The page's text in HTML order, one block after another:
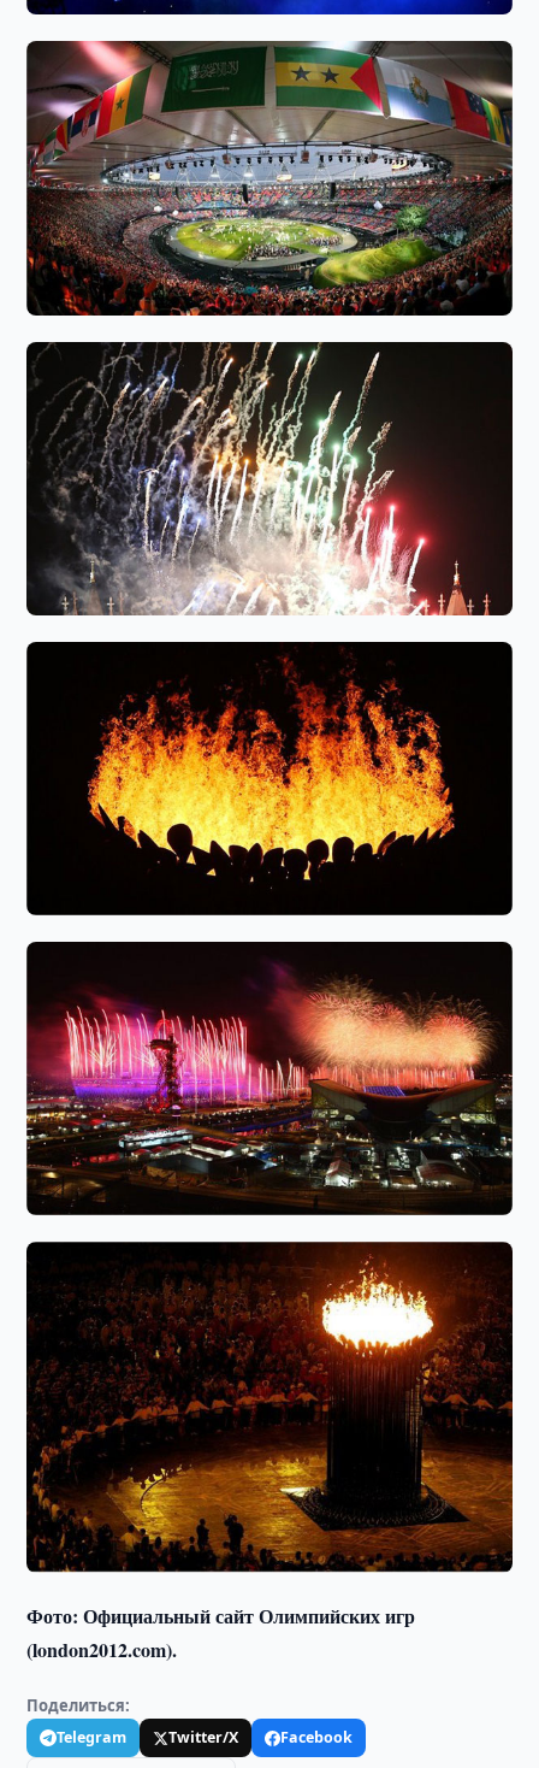
Фото: Официальный сайт Олимпийских игр
(london2012.com).
Поделиться:
Telegram Twitter/X
Facebook